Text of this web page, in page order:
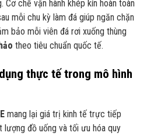
Cơ chế vận hành khép kín hoàn toàn
mỗi chu kỳ làm đá giúp ngăn chặn
bảo mỗi viên đá rơi xuống thùng
theo tiêu chuẩn quốc tế.
thực tế trong mô hình
mang lại giá trị kinh tế trực tiếp
đồ uống và tối ưu hóa quy